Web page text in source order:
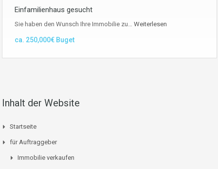
Einfamilienhaus gesucht
Sie haben den Wunsch Ihre Immobilie zu… Weiterlesen
ca. 250,000€ Buget
Inhalt der Website
Startseite
für Auftraggeber
Immobilie verkaufen